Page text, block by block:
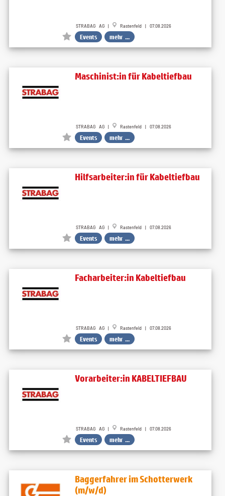
STRABAG AG | Rastenfeld | 07.08.2026
Events mehr ...
Maschinist:in für Kabeltiefbau
STRABAG AG | Rastenfeld | 07.08.2026
Events mehr ...
Hilfsarbeiter:in für Kabeltiefbau
STRABAG AG | Rastenfeld | 07.08.2026
Events mehr ...
Facharbeiter:in Kabeltiefbau
STRABAG AG | Rastenfeld | 07.08.2026
Events mehr ...
Vorarbeiter:in KABELTIEFBAU
STRABAG AG | Rastenfeld | 07.08.2026
Events mehr ...
Baggerfahrer im Schotterwerk
(m/w/d)